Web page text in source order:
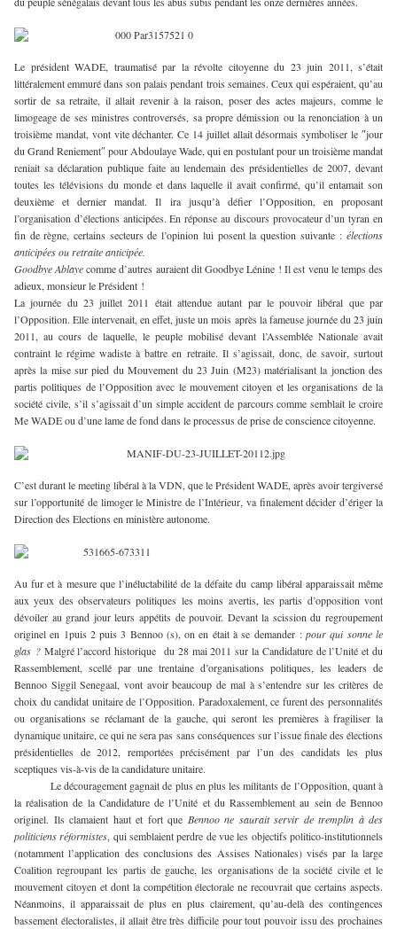
Le président WADE, traumatisé par la révolte citoyenne du 23 juin 2011, s’était
littéralement emmuré dans son palais pendant trois semaines. Ceux qui espéraient, qu’au
sortir de sa retraite, il allait revenir à la raison, poser des actes majeurs, comme le
limogeage de ses ministres controversés, sa propre démission ou la renonciation à un
troisième mandat, vont vite déchanter. Ce 14 juillet allait désormais symboliser le ″jour
du Grand Reniement″ pour Abdoulaye Wade, qui en postulant pour un troisième mandat
reniait sa déclaration publique faite au lendemain des présidentielles de 2007, devant
toutes les télévisions du monde et dans laquelle il avait confirmé, qu’il entamait son
deuxième et dernier mandat. Il ira jusqu’à défier l’Opposition, en proposant
l’organisation d’élections anticipées. En réponse au discours provocateur d’un tyran en
fin de règne, certains secteurs de l’opinion lui posent la question suivante : élections
anticipées ou retraite anticipée.
Goodbye Ablayecomme d’autres auraient dit Goodbye Lénine ! Il est venu le temps des
adieux, monsieur le Président !
La journée du 23 juillet 2011 était attendue autant par le pouvoir libéral que par
l’Opposition. Elle intervenait, en effet, juste un mois après la fameuse journée du 23 juin
2011, au cours de laquelle, le peuple mobilisé devant l’Assemblée Nationale avait
contraint le régime wadiste à battre en retraite. Il s’agissait, donc, de savoir, surtout
après la mise sur pied du Mouvement du 23 Juin (M23) matérialisant la jonction des
partis politiques de l’Opposition avec le mouvement citoyen et les organisations de la
société civile, s’il s’agissait d’un simple accident de parcours comme semblait le croire
Me WADE ou d’une lame de fond dans le processus de prise de conscience citoyenne.
C’est durant le meeting libéral à la VDN, que le Président WADE, après avoir tergiversé
sur l’opportunité de limoger le Ministre de l’Intérieur, va finalement décider d’ériger la
Direction des Elections en ministère autonome.
Au fur et à mesure que l’inéluctabilité de la défaite du camp libéral apparaissait même
aux yeux des observateurs politiques les moins avertis, les partis d’opposition vont
dévoiler au grand jour leurs appétits de pouvoir. Devant la scission du regroupement
originel en 1puis 2 puis 3 Bennoo (s), on en était à se demander :pour qui sonne le
glas ?Malgré l’accord historique du 28 mai 2011 sur la Candidature de l’Unité et du
Rassemblement, scellé par une trentaine d’organisations politiques, les leaders de
Bennoo Siggil Senegaal, vont avoir beaucoup de mal à s’entendre sur les critères de
choix du candidat unitaire de l’Opposition. Paradoxalement, ce furent des personnalités
ou organisations se réclamant de la gauche, qui seront les premières à fragiliser la
dynamique unitaire, ce qui ne sera pas sans conséquences sur l’issue finale des élections
présidentielles de 2012, remportées précisément par l’un des candidats les plus
sceptiques vis-à-vis de la candidature unitaire.
Le découragement gagnait de plus en plus les militants de l’Opposition, quant à
la réalisation de la Candidature de l’Unité et du Rassemblement au sein de Bennoo
originel. Ils clamaient haut et fort que Bennoo ne saurait servir de tremplin à des
politiciens réformistes, qui semblaient perdre de vue les objectifs politico-institutionnels
(notamment l’application des conclusions des Assises Nationales) visés par la large
Coalition regroupant les partis de gauche, les organisations de la société civile et le
mouvement citoyen et dont la compétition électorale ne recouvrait que certains aspects.
Néanmoins, il apparaissait de plus en plus clairement, qu’au-delà des contingences
bassement électoralistes, il allait être très difficile pour tout pouvoir issu des prochaines